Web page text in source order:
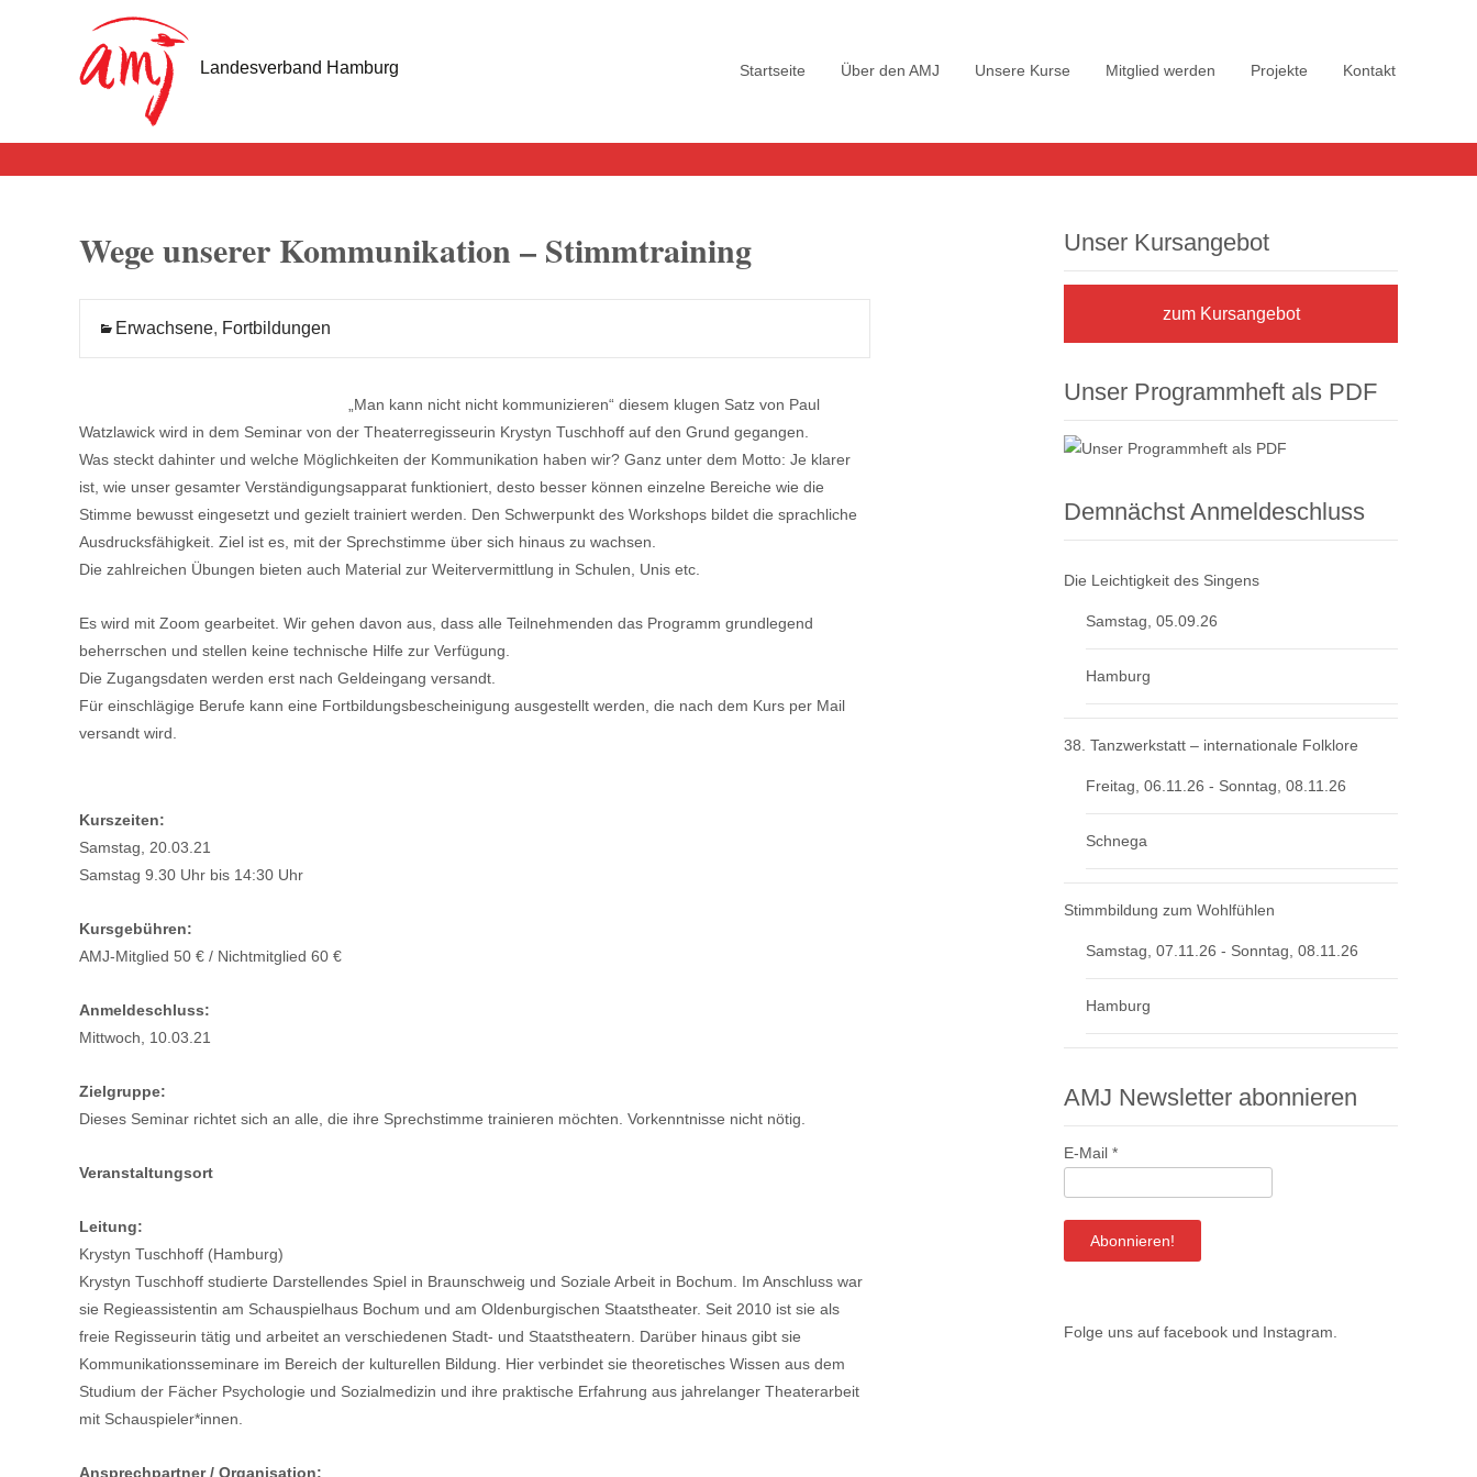
Landesverband Hamburg Startseite Über den AMJ Unsere Kurse Mitglied werden Projekte Kontakt
Wege unserer Kommunikation – Stimmtraining
Erwachsene, Fortbildungen
„Man kann nicht nicht kommunizieren“ diesem klugen Satz von Paul
Watzlawick wird in dem Seminar von der Theaterregisseurin Krystyn Tuschhoff auf den Grund gegangen.
Was steckt dahinter und welche Möglichkeiten der Kommunikation haben wir? Ganz unter dem Motto: Je klarer
ist, wie unser gesamter Verständigungsapparat funktioniert, desto besser können einzelne Bereiche wie die
Stimme bewusst eingesetzt und gezielt trainiert werden. Den Schwerpunkt des Workshops bildet die sprachliche
Ausdrucksfähigkeit. Ziel ist es, mit der Sprechstimme über sich hinaus zu wachsen.
Die zahlreichen Übungen bieten auch Material zur Weitervermittlung in Schulen, Unis etc.
Es wird mit Zoom gearbeitet. Wir gehen davon aus, dass alle Teilnehmenden das Programm grundlegend
beherrschen und stellen keine technische Hilfe zur Verfügung.
Die Zugangsdaten werden erst nach Geldeingang versandt.
Für einschlägige Berufe kann eine Fortbildungsbescheinigung ausgestellt werden, die nach dem Kurs per Mail
versandt wird.
Kurszeiten:
Samstag, 20.03.21
Samstag 9.30 Uhr bis 14:30 Uhr
Kursgebühren:
AMJ-Mitglied 50 € / Nichtmitglied 60 €
Anmeldeschluss:
Mittwoch, 10.03.21
Zielgruppe:
Dieses Seminar richtet sich an alle, die ihre Sprechstimme trainieren möchten. Vorkenntnisse nicht nötig.
Veranstaltungsort
Leitung:
Krystyn Tuschhoff (Hamburg)
Krystyn Tuschhoff studierte Darstellendes Spiel in Braunschweig und Soziale Arbeit in Bochum. Im Anschluss war
sie Regieassistentin am Schauspielhaus Bochum und am Oldenburgischen Staatstheater. Seit 2010 ist sie als
freie Regisseurin tätig und arbeitet an verschiedenen Stadt- und Staatstheatern. Darüber hinaus gibt sie
Kommunikationsseminare im Bereich der kulturellen Bildung. Hier verbindet sie theoretisches Wissen aus dem
Studium der Fächer Psychologie und Sozialmedizin und ihre praktische Erfahrung aus jahrelanger Theaterarbeit
mit Schauspieler*innen.
Ansprechpartner / Organisation:
Unser Kursangebot
zum Kursangebot
Unser Programmheft als PDF
Demnächst Anmeldeschluss
Die Leichtigkeit des Singens
Samstag, 05.09.26
Hamburg
38. Tanzwerkstatt – internationale Folklore
Freitag, 06.11.26 - Sonntag, 08.11.26
Schnega
Stimmbildung zum Wohlfühlen
Samstag, 07.11.26 - Sonntag, 08.11.26
Hamburg
AMJ Newsletter abonnieren
E-Mail *
Folge uns auf facebook und Instagram